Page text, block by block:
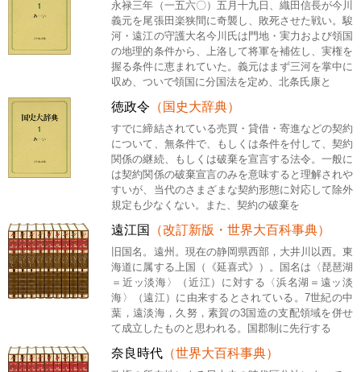
永禄三年（一五六〇）五月十九日、織田信長が今川
義元を尾張田楽狭間に奇襲し、敗死させた戦い。駿
河・遠江の守護大名今川氏は門地・実力および領国
の地理的条件から、上洛して将軍を補佐し、実権を
握る条件に恵まれていた。義元はまず三河を掌中に
収め、ついで領国に分国法を定め、北条氏康と
徳政令 （国史大辞典）
すでに締結されている売買・貸借・寄進などの契約
について、無条件で、もしくは条件を付して、契約
関係の継続、もしくは破棄を宣言する法令。一般に
は契約関係の破棄宣言のみを意味すると理解されや
すいが、当代のさまざまな契約形態に対応して除外
規定も少なくない。また、契約の破棄を
遠江国 （改訂新版・世界大百科事典）
旧国名。遠州。現在の静岡県西部，大井川以西。東
海道に属する上国（《延喜式》）。国名は〈琵琶湖
＝近ッ淡海〉（近江）に対する〈浜名湖＝遠ッ淡
海〉（遠江）に由来するとされている。7世紀の中
葉，遠淡海，久努，素賀の3国造の支配領域を併せ
て成立したものと思われる。国郡制に先行する
奈良時代 （世界大百科事典）